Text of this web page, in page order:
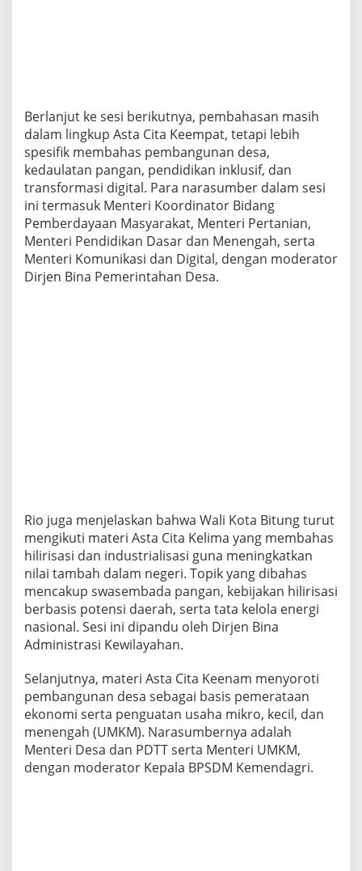
Berlanjut ke sesi berikutnya, pembahasan masih
dalam lingkup Asta Cita Keempat, tetapi lebih
spesifik membahas pembangunan desa,
kedaulatan pangan, pendidikan inklusif, dan
transformasi digital. Para narasumber dalam sesi
ini termasuk Menteri Koordinator Bidang
Pemberdayaan Masyarakat, Menteri Pertanian,
Menteri Pendidikan Dasar dan Menengah, serta
Menteri Komunikasi dan Digital, dengan moderator
Dirjen Bina Pemerintahan Desa.
Rio juga menjelaskan bahwa Wali Kota Bitung turut
mengikuti materi Asta Cita Kelima yang membahas
hilirisasi dan industrialisasi guna meningkatkan
nilai tambah dalam negeri. Topik yang dibahas
mencakup swasembada pangan, kebijakan hilirisasi
berbasis potensi daerah, serta tata kelola energi
nasional. Sesi ini dipandu oleh Dirjen Bina
Administrasi Kewilayahan.
Selanjutnya, materi Asta Cita Keenam menyoroti
pembangunan desa sebagai basis pemerataan
ekonomi serta penguatan usaha mikro, kecil, dan
menengah (UMKM). Narasumbernya adalah
Menteri Desa dan PDTT serta Menteri UMKM,
dengan moderator Kepala BPSDM Kemendagri.